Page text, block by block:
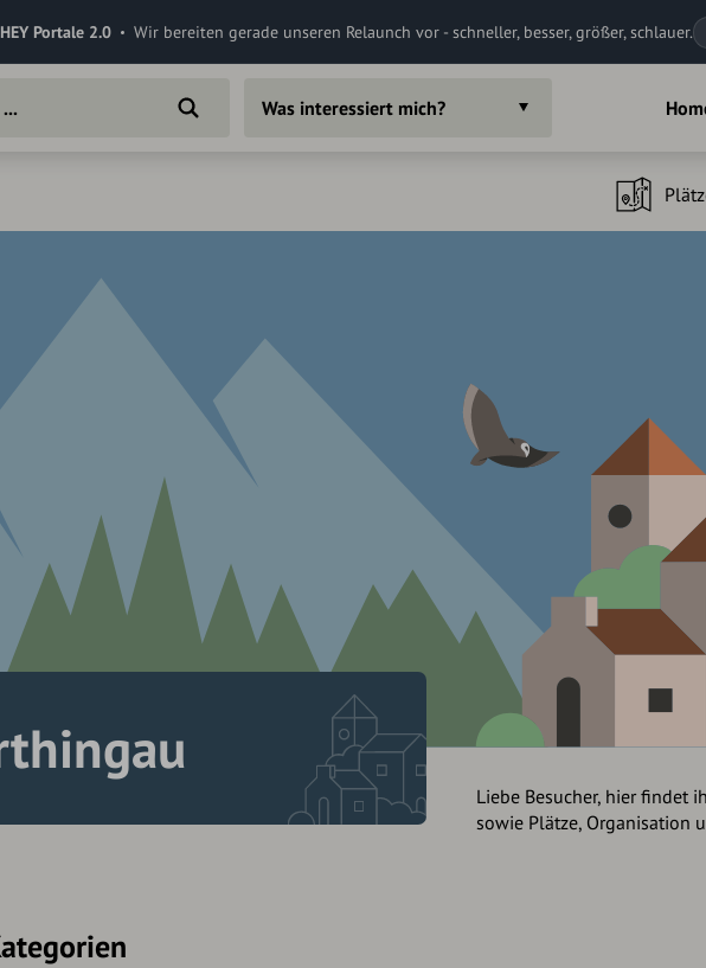
HEY Portale 2.0 Wir bereiten gerade unseren Relaunch vor - schneller, besser, größer, schlauer.
Was interessiert mich?
Liebe Besucher, hier findet
sowie Plätze, Organisation